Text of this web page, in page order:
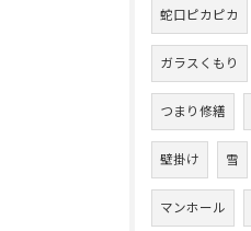
蛇口ピカピカ
ガラスくもり
つまり修繕
壁掛け 雪
マンホール